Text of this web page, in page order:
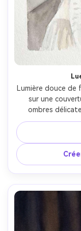
Lumière douce de
sur une
ombres
minimaliste,
texture papier
composition
85mm,